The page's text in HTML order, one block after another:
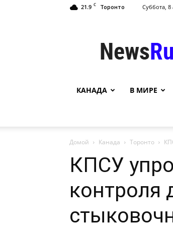
21.9 C Торонто Суббота, 8
КАНАДА В МИРЕ
Домой Канада Торонто
КПСУ
контроля